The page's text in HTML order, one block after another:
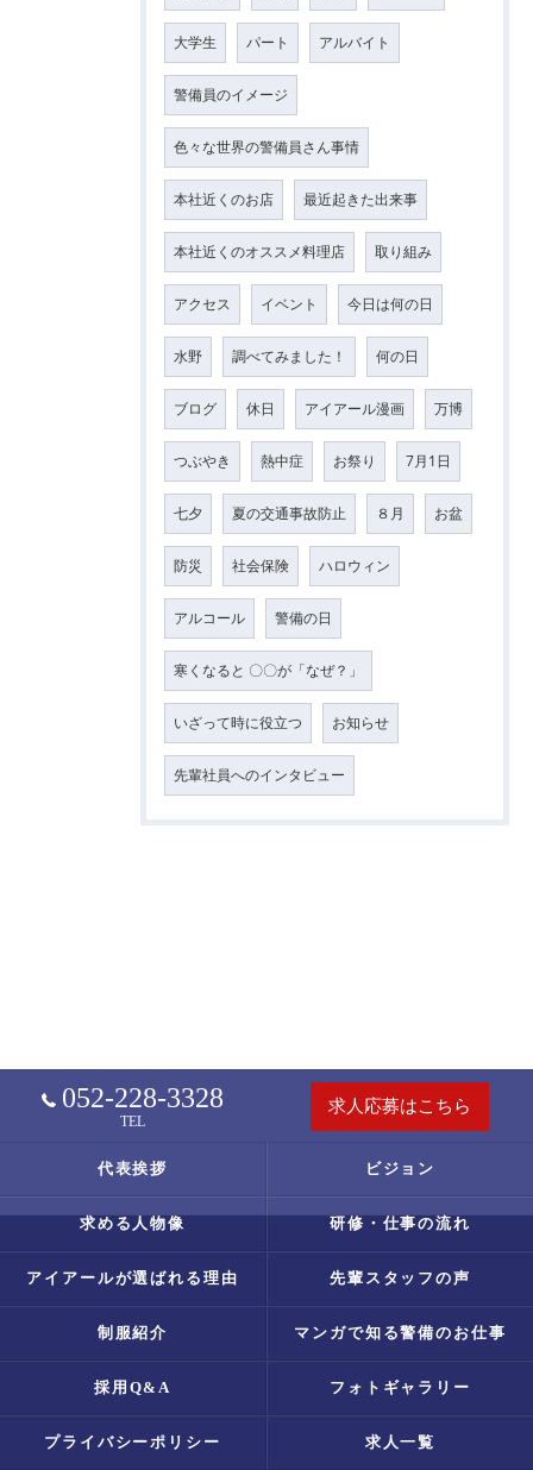
大学生 パート アルバイト
警備員のイメージ
色々な世界の警備員さん事情
本社近くのお店 最近起きた出来事
本社近くのオススメ料理店 取り組み
アクセス イベント 今日は何の日
水野 調べてみました！ 何の日
ブログ 休日 アイアール漫画 万博
つぶやき 熱中症 お祭り 7月1日
七夕 夏の交通事故防止 ８月 お盆
防災 社会保険 ハロウィン
アルコール 警備の日
寒くなると 〇〇が「なぜ？」
いざって時に役立つ お知らせ
先輩社員へのインタビュー
052-228-3328
TEL
求人応募はこちら
代表挨拶 ビジョン
求める人物像 研修・仕事の流れ
アイアールが選ばれる理由 先輩スタッフの声
制服紹介 マンガで知る警備のお仕事
採用Q&A フォトギャラリー
プライバシーポリシー 求人一覧